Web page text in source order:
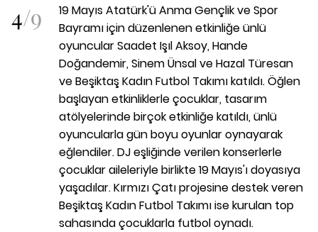
4/9
19 Mayıs Atatürk'ü Anma Gençlik ve Spor
Bayramı için düzenlenen etkinliğe ünlü
oyuncular Saadet Işıl Aksoy, Hande
Doğandemir, Sinem Ünsal ve Hazal Türesan
ve Beşiktaş Kadın Futbol Takımı katıldı. Öğlen
başlayan etkinliklerle çocuklar, tasarım
atölyelerinde birçok etkinliğe katıldı, ünlü
oyuncularla gün boyu oyunlar oynayarak
eğlendiler. DJ eşliğinde verilen konserlerle
çocuklar aileleriyle birlikte 19 Mayıs'ı doyasıya
yaşadılar. Kırmızı Çatı projesine destek veren
Beşiktaş Kadın Futbol Takımı ise kurulan top
sahasında çocuklarla futbol oynadı.